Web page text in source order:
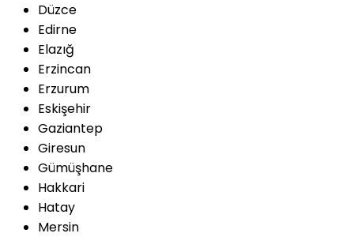
Düzce
Edirne
Elazığ
Erzincan
Erzurum
Eskişehir
Gaziantep
Giresun
Gümüşhane
Hakkari
Hatay
Mersin